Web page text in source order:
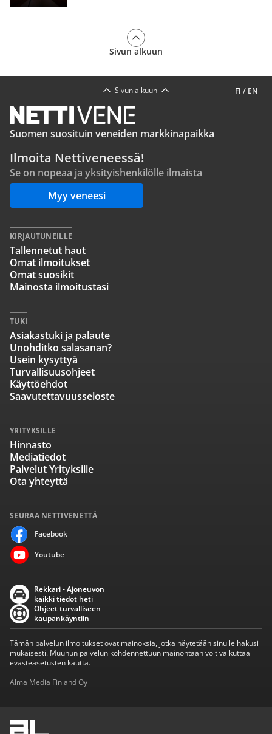
Sivun alkuun
FI / EN
Sivun alkuun
Suomen suosituin veneiden markkinapaikka
Ilmoita Nettiveneessä!
Se on nopeaa ja yksityishenkilölle ilmaista
Myy veneesi
SEURAA NETTIVENETTÄ
Facebook
Youtube
KIRJAUTUNEILLE
Tallennetut haut
Omat ilmoitukset
Omat suosikit
Mainosta ilmoitustasi
TUKI
Asiakastuki ja palaute
Unohditko salasanan?
Usein kysyttyä
Turvallisuusohjeet
Käyttöehdot
Saavutettavuusseloste
YRITYKSILLE
Hinnasto
Mediatiedot
Palvelut Yrityksille
Ota yhteyttä
Rekkari - Ajoneuvon
kaikki tiedot heti
Ohjeet turvalliseen
kaupankäyntiin
Tämän palvelun ilmoitukset ovat mainoksia, jotka näytetään sinulle hakusi
mukaisesti. Muuhun palvelun kohdennettuun mainontaan voit vaikuttaa
evästeasetusten kautta.
Alma Media Finland Oy